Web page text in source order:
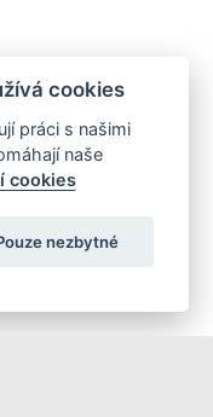
cookies
práci s našimi
naše
cookies
nezbytné